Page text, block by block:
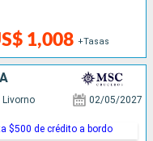
1,008 +Tasas
Livorno 02/05/2027
$500 de crédito a bordo